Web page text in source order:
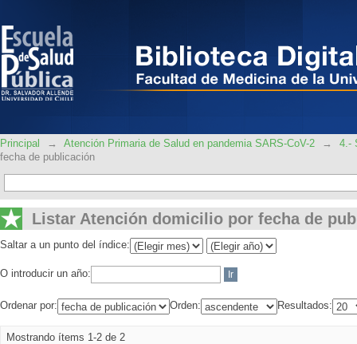
Principal → Atención Primaria de Salud en pandemia SARS-CoV-2 →
4.-
fecha de publicación
Listar Atención domicilio por fecha de
Saltar a un punto del índice:
O introducir un año:
Ordenar por: Orden: Resultados:
Mostrando ítems 1-2 de 2